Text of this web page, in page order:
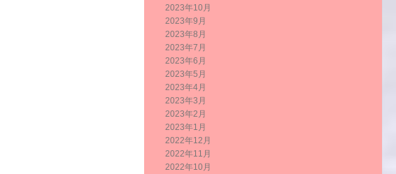
2023年10月
2023年9月
2023年8月
2023年7月
2023年6月
2023年5月
2023年4月
2023年3月
2023年2月
2023年1月
2022年12月
2022年11月
2022年10月